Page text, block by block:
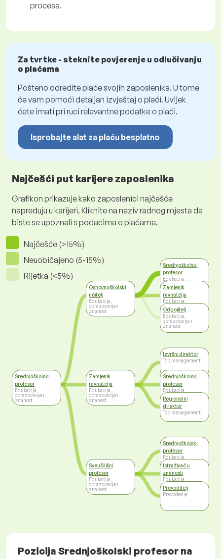
procesa.
Za tvrtke - steknite povjerenje u odlučivanju
o plaćama
Pošteno odredite plaće svojih zaposlenika. U tome
će vam pomoći detaljan izvještaj o plaći. Uvijek
ćete imati pri ruci relevantne podatke o plaći.
Isprobajte alat za plaću besplatno
Najčešći put karijere zaposlenika
Grafikon prikazuje kako zaposlenici najčešće
napreduju u karijeri. Kliknite na naziv radnog mjesta da
biste se upoznali s podacima o plaćama.
Najčešće (>15%)
Neuobičajeno (5-15%)
Rijetka (<5%)
Srednjoškolski
profesor
Edukacija,
obrazovanje i
znanost
Osnovnoškolski
učitelj
Edukacija,
obrazovanje i
znanost
Zamjenik
ravnatelja
Edukacija,
obrazovanje i
znanost
Sveučilišni
profesor
Edukacija,
obrazovanje i
znanost
Srednjoškolski
profesor
Edukacija,
obrazovanje i
znanost
Zamjenik
ravnatelja
Edukacija,
obrazovanje i
znanost
Odgojitelj
Edukacija,
obrazovanje i
znanost
Izvršni direktor
Top management
Srednjoškolski
profesor
Edukacija,
obrazovanje i
znanost
Regionalni
direktor
Top management
Srednjoškolski
profesor
Edukacija,
obrazovanje i
znanost
Istraživač u
znanosti
Edukacija,
obrazovanje i
znanost
Prevoditelj
Prevođenje
Pozicija Srednjoškolski profesor na